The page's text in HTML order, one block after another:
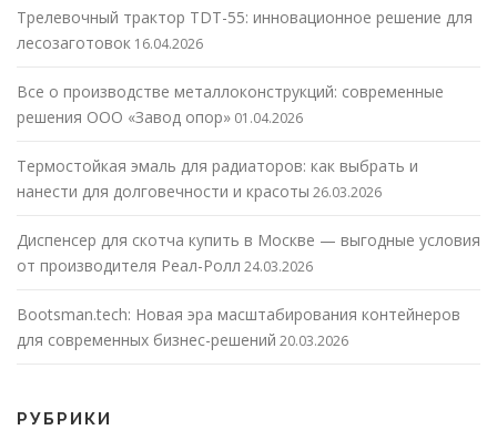
Трелевочный трактор TDT-55: инновационное решение для
лесозаготовок 16.04.2026
Все о производстве металлоконструкций: современные
решения ООО «Завод опор» 01.04.2026
Термостойкая эмаль для радиаторов: как выбрать и
нанести для долговечности и красоты 26.03.2026
Диспенсер для скотча купить в Москве — выгодные условия
от производителя Реал-Ролл 24.03.2026
Bootsman.tech: Новая эра масштабирования контейнеров
для современных бизнес-решений 20.03.2026
РУБРИКИ